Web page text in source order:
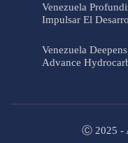
Venezuela
Impulsar El
Venezuela
Advance
Ⓒ 2025 -